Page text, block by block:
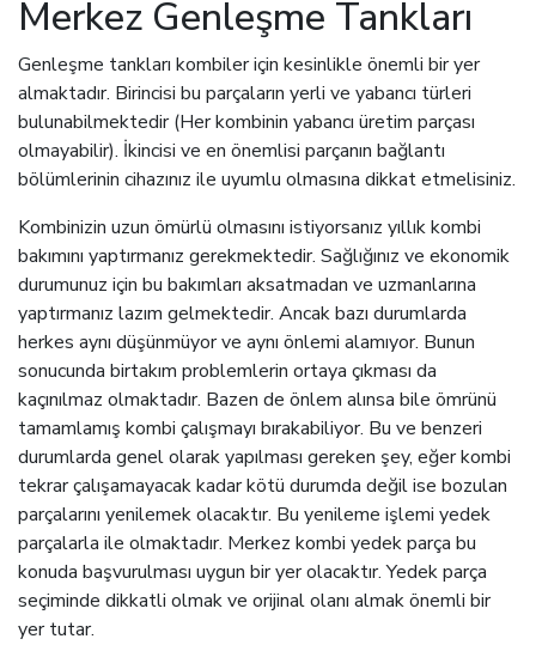
Merkez Genleşme Tankları
Genleşme tankları kombiler için kesinlikle önemli bir yer
almaktadır. Birincisi bu parçaların yerli ve yabancı türleri
bulunabilmektedir (Her kombinin yabancı üretim parçası
olmayabilir). İkincisi ve en önemlisi parçanın bağlantı
bölümlerinin cihazınız ile uyumlu olmasına dikkat etmelisiniz.
Kombinizin uzun ömürlü olmasını istiyorsanız yıllık kombi
bakımını yaptırmanız gerekmektedir. Sağlığınız ve ekonomik
durumunuz için bu bakımları aksatmadan ve uzmanlarına
yaptırmanız lazım gelmektedir. Ancak bazı durumlarda
herkes aynı düşünmüyor ve aynı önlemi alamıyor. Bunun
sonucunda birtakım problemlerin ortaya çıkması da
kaçınılmaz olmaktadır. Bazen de önlem alınsa bile ömrünü
tamamlamış kombi çalışmayı bırakabiliyor. Bu ve benzeri
durumlarda genel olarak yapılması gereken şey, eğer kombi
tekrar çalışamayacak kadar kötü durumda değil ise bozulan
parçalarını yenilemek olacaktır. Bu yenileme işlemi yedek
parçalarla ile olmaktadır. Merkez kombi yedek parça bu
konuda başvurulması uygun bir yer olacaktır. Yedek parça
seçiminde dikkatli olmak ve orijinal olanı almak önemli bir
yer tutar.